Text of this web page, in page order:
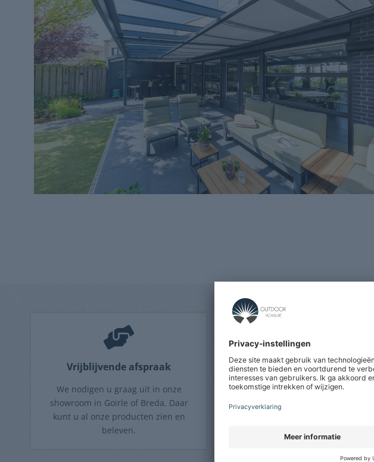
Vrijblijvende afspraak
We nodigen u graag uit in onze
showroom in Goirle of Breda. Daar
kunt u al onze producten zien en
beleven.
Offerte opstellen
Na inventarisatie van uw wensen en
de mogelijkheden, maken we een